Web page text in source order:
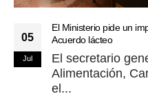
05
Jul
El Ministerio pide un
Acuerdo lácteo
El secretario
Alimentación,
el...